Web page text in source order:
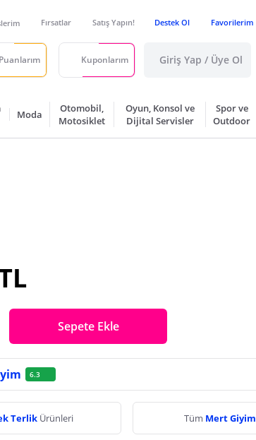
Fırsatlar Satış Yapın! Destek Ol Favorilerim
Puanlarım Kuponlarım Giriş Yap / Üye Ol
Moda
Otomobil,
Motosiklet
Oyun, Konsol ve
Dijital Servisler
Spor ve
Outdoor
Sepete Ekle
6.3
Terlik Ürünleri Tüm Mert Giyim